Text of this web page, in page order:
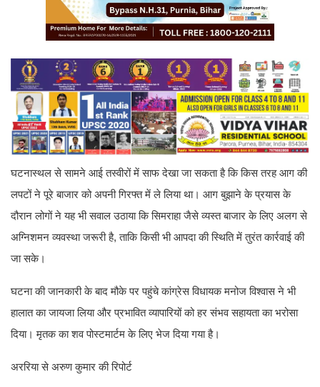
घटनास्थल से सामने आई तस्वीरों में साफ देखा जा सकता है कि किस तरह आग की
लपटों ने पूरे बाजार को अपनी गिरफ्त में ले लिया था। आग बुझाने के प्रयास के
दौरान लोगों ने यह भी सवाल उठाया कि सिमराहा जैसे व्यस्त बाजार के लिए अलग से
अग्निशमन व्यवस्था जरूरी है, ताकि किसी भी आपदा की स्थिति में तुरंत कार्रवाई की
जा सके।
घटना की जानकारी के बाद मौके पर पहुंचे कांग्रेस विधायक मनोज विश्वास ने भी
हालात का जायजा लिया और प्रभावित व्यापारियों को हर संभव सहायता का भरोसा
दिया। मृतक का शव पोस्टमार्टम के लिए भेज दिया गया है।
अररिया से अरुण कुमार की रिपोर्ट